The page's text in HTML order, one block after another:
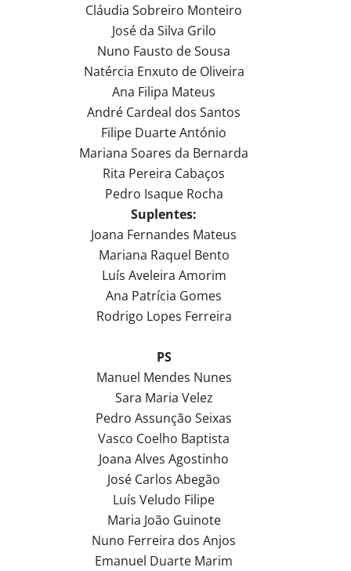
Cláudia Sobreiro Monteiro
José da Silva Grilo
Nuno Fausto de Sousa
Natércia Enxuto de Oliveira
Ana Filipa Mateus
André Cardeal dos Santos
Filipe Duarte António
Mariana Soares da Bernarda
Rita Pereira Cabaços
Pedro Isaque Rocha
Suplentes:
Joana Fernandes Mateus
Mariana Raquel Bento
Luís Aveleira Amorim
Ana Patrícia Gomes
Rodrigo Lopes Ferreira
PS
Manuel Mendes Nunes
Sara Maria Velez
Pedro Assunção Seixas
Vasco Coelho Baptista
Joana Alves Agostinho
José Carlos Abegão
Luís Veludo Filipe
Maria João Guinote
Nuno Ferreira dos Anjos
Emanuel Duarte Marim